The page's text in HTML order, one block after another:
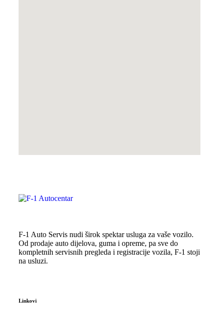
F-1 Auto Servis nudi širok spektar usluga za vaše vozilo.
Od prodaje auto dijelova, guma i opreme, pa sve do
kompletnih servisnih pregleda i registracije vozila, F-1 stoji
na usluzi.
Linkovi